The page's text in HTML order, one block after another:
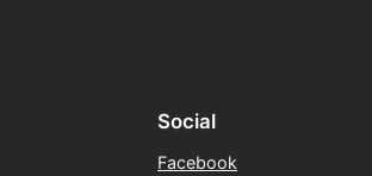
Social
Facebook